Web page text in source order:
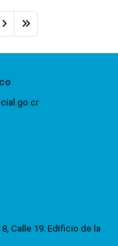
Calle 19. Edificio de la